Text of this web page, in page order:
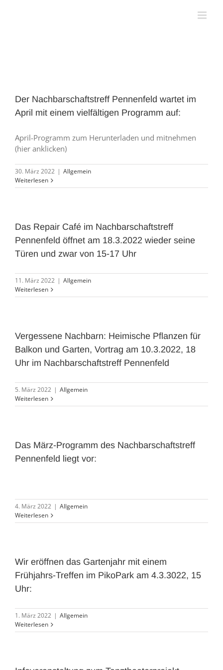
Der Nachbarschaftstreff Pennenfeld wartet im
April mit einem vielfältigen Programm auf:
April-Programm zum Herunterladen und mitnehmen
(hier anklicken)
30. März 2022 | Allgemein
Weiterlesen
Das Repair Café im Nachbarschaftstreff
Pennenfeld öffnet am 18.3.2022 wieder seine
Türen und zwar von 15-17 Uhr
11. März 2022 | Allgemein
Weiterlesen
Vergessene Nachbarn: Heimische Pflanzen für
Balkon und Garten, Vortrag am 10.3.2022, 18
Uhr im Nachbarschaftstreff Pennenfeld
5. März 2022 | Allgemein
Weiterlesen
Das März-Programm des Nachbarschaftstreff
Pennenfeld liegt vor:
4. März 2022 | Allgemein
Weiterlesen
Wir eröffnen das Gartenjahr mit einem
Frühjahrs-Treffen im PikoPark am 4.3.3022, 15
Uhr:
1. März 2022 | Allgemein
Weiterlesen